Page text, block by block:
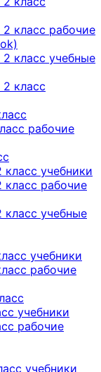
класс рабочие
класс учебные
класс
рабочие
учебники
рабочие
учебные
учебники
рабочие
учебники
рабочие
учебники